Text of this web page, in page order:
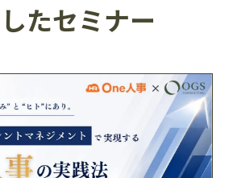
たセミナー